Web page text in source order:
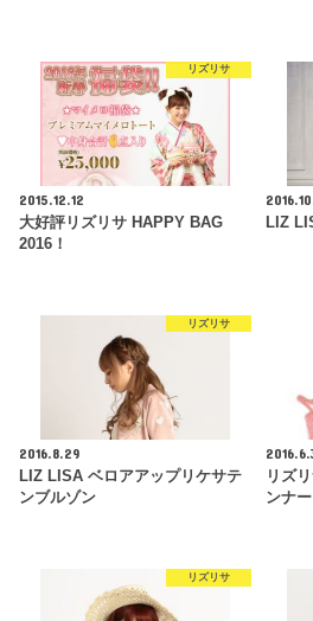
リズリサ
2015.12.12
大好評リズリサ HAPPY BAG
2016！
LIZ
リズリサ
2016.8.29
LIZ LISA ベロアアップリケサテ
ンブルゾン
リズ
ンナ
リズリサ